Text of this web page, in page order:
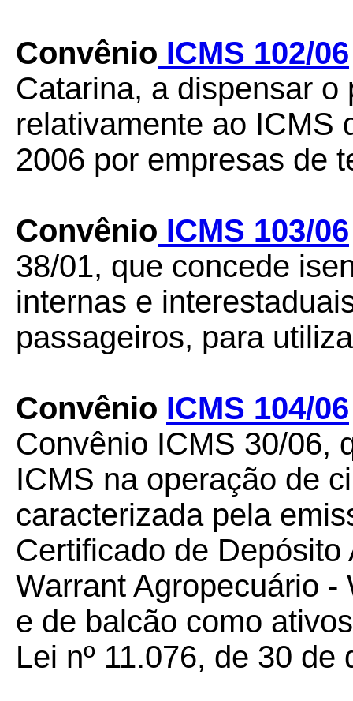
Convênio ICMS 102/06
Catarina, a dispensar
relativamente ao ICMS
2006 por empresas de
Convênio ICMS 103/06
38/01, que concede
internas e
passageiros, para
Convênio ICMS 104/06
Convênio ICMS 30/06,
ICMS na operação de
caracterizada pela
Certificado de
Warrant Agropecuário
e de balcão como
Lei nº 11.076, de 30